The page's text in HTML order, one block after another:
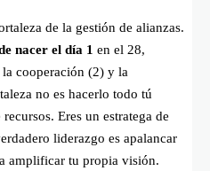
de la gestión de alianzas.
nacer el día 1 en el 28,
cooperación (2) y la
no es hacerlo todo tú
Eres un estratega de
liderazgo es apalancar
amplificar tu propia visión.